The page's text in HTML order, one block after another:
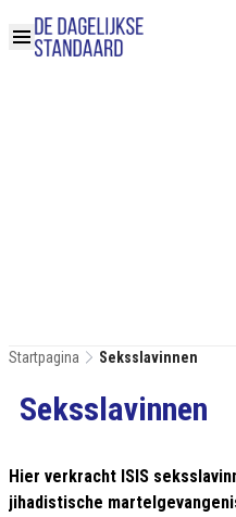
Startpagina Seksslavinnen
Seksslavinnen
Hier verkracht ISIS
jihadistische